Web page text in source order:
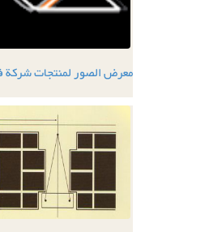
معرض الصور لمنتجات شركة